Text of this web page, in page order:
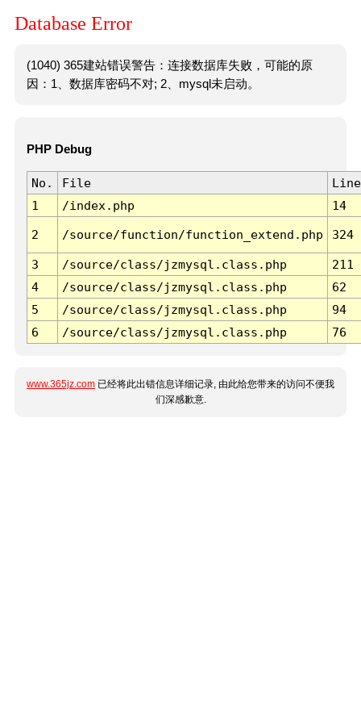
Database Error
(1040) 365建站错误警告：连接数据库失败，可能的原
因：1、数据库密码不对; 2、mysql未启动。
PHP Debug
No. File
Line
1
/index.php 14
2 /source/function/function_extend.php 324
3 /source/class/jzmysql.class.php
211
4
/source/class/jzmysql.class.php
62
5
/source/class/jzmysql.class.php
94
6
/source/class/jzmysql.class.php 76
www.365jz.com 已经将此出错信息详细记录, 由此给您带来的访问不便我
们深感歉意.